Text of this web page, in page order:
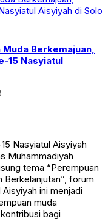
Berkemajuan,
15 Nasyiatul
Nasyiatul Aisyiyah
Muhammadiyah
tema “Perempuan
Berkelanjutan”, forum
ini menjadi
muda
bagi